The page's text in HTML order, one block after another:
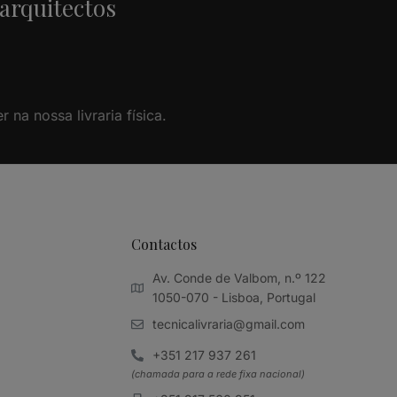
na nossa livraria física.
Contactos
Av. Conde de Valbom, n.º 122
1050-070 - Lisboa, Portugal
tecnicalivraria@gmail.com
+351 217 937 261
(chamada para a rede fixa nacional)